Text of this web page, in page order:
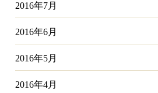
2016年7月
2016年6月
2016年5月
2016年4月